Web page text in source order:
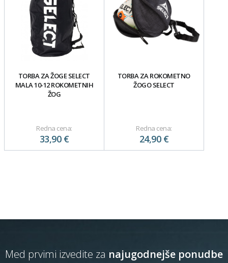
TORBA ZA ŽOGE SELECT
MALA 10-12 ROKOMETNIH
ŽOG
Redna cena:
33,90 €
TORBA ZA ROKOMETNO
ŽOGO SELECT
Redna cena:
24,90 €
Med prvimi izvedite za najugodnejše ponudbe